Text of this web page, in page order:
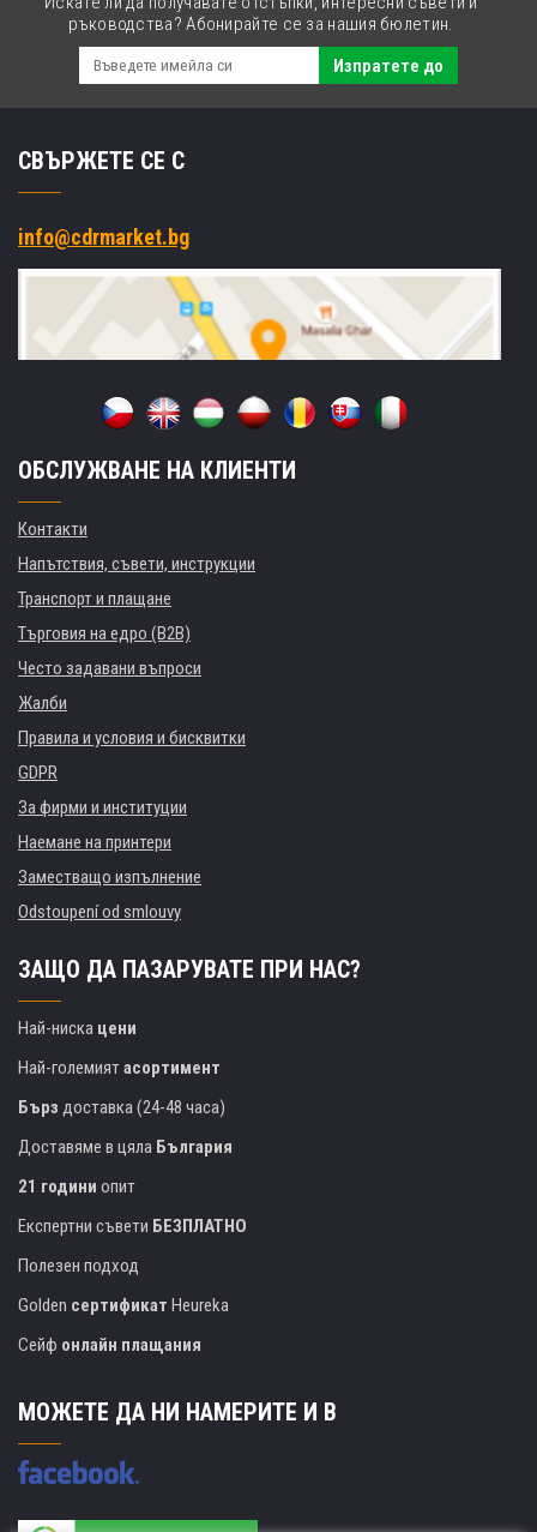
ръководства? Абонирайте се за нашия бюлетин.
Изпратете до
СВЪРЖЕТЕ СЕ С
info@cdrmarket.bg
ОБСЛУЖВАНЕ НА КЛИЕНТИ
Контакти
Напътствия, съвети, инструкции
Транспорт и плащане
Търговия на едро (B2B)
Често задавани въпроси
Жалби
Правила и условия и бисквитки
GDPR
За фирми и институции
Наемане на принтери
Заместващо изпълнение
Odstoupení od smlouvy
ЗАЩО ДА ПАЗАРУВАТЕ ПРИ НАС?
Най-ниска цени
Най-големиятасортимент
Бърз доставка (24-48 часа)
Доставяме в цяла България
21 години опит
Експертни съвети БЕЗПЛАТНО
Полезен подход
Golden сертификат Heureka
Сейф онлайн плащания
МОЖЕТЕ ДА НИ НАМЕРИТЕ И В